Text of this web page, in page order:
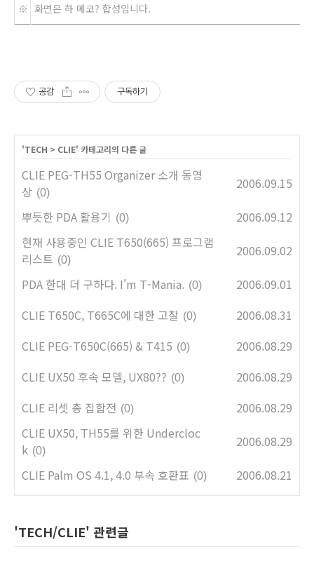
※ 화면은 하 메코? 합성입니다.
공감 구독하기
'TECH > CLIE' 카테고리의 다른 글
CLIE PEG-TH55 Organizer 소개 동영
상 (0)
2006.09.15
뿌듯한 PDA 활용기 (0)
2006.09.12
현재 사용중인 CLIE T650(665) 프로그램
리스트 (0)
2006.09.02
PDA 한대 더 구하다. I'm T-Mania. (0)
2006.09.01
CLIE T650C, T665C에 대한 고찰 (0)
2006.08.31
CLIE PEG-T650C(665) & T415 (0)
2006.08.29
CLIE UX50 후속 모델, UX80?? (0)
2006.08.29
CLIE 리셋 총 집합전 (0)
2006.08.29
CLIE UX50, TH55를 위한 Undercloc
k (0)
2006.08.29
CLIE Palm OS 4.1, 4.0 부속 호환표 (0) 2006.08.21
'TECH/CLIE' 관련글